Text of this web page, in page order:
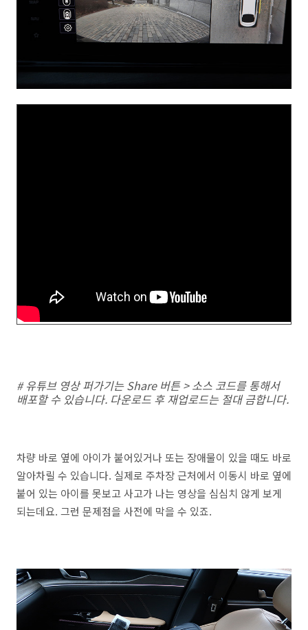
# 유튜브 영상 퍼가기는 Share 버튼 > 소스 코드를 통해서
배포할 수 있습니다. 다운로드 후 재업로드는 절대 금합니다.
차량 바로 옆에 아이가 붙어있거나 또는 장애물이 있을 때도 바로
알아차릴 수 있습니다. 실제로 주차장 근처에서 이동시 바로 옆에
붙어 있는 아이를 못보고 사고가 나는 영상을 심심치 않게 보게
되는데요. 그런 문제점을 사전에 막을 수 있죠.